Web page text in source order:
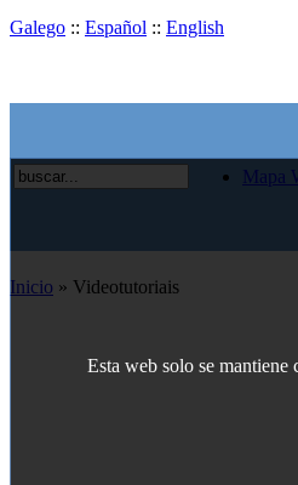
Esta web solo se
Galego :: Español :: English
Mapa
Inicio » Videotutoriais